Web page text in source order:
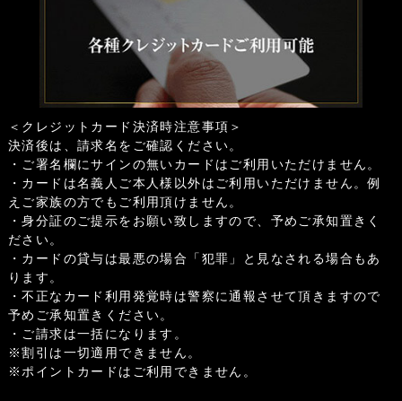
＜クレジットカード決済時注意事項＞
決済後は、請求名をご確認ください。
・ご署名欄にサインの無いカードはご利用いただけません。
・カードは名義人ご本人様以外はご利用いただけません。例
えご家族の方でもご利用頂けません。
・身分証のご提示をお願い致しますので、予めご承知置きく
ださい。
・カードの貸与は最悪の場合「犯罪」と見なされる場合もあ
ります。
・不正なカード利用発覚時は警察に通報させて頂きますので
予めご承知置きください。
・ご請求は一括になります。
※割引は一切適用できません。
※ポイントカードはご利用できません。